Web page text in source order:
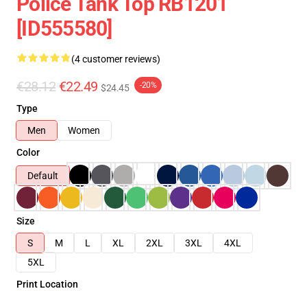
[ID555580]
(4 customer reviews)
€28.12 €22.49 $24.45 -20%
Type
Men
Women
Color
Default
Size
S
M L XL 2XL 3XL
4XL
5XL
Print Location